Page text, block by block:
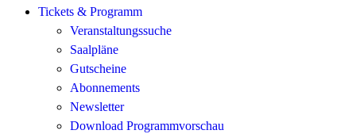
Tickets & Programm
Veranstaltungssuche
Saalpläne
Gutscheine
Abonnements
Newsletter
Download Programmvorschau